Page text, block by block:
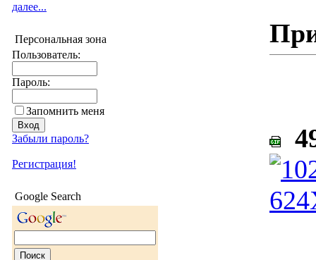
далее...
Персональная зона
Пользователь:
Пароль:
Запомнить меня
Забыли пароль?
Регистрация!
Google Search